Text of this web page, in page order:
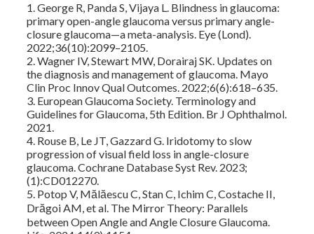
1. George R, Panda S, Vijaya L. Blindness in glaucoma:
primary open-angle glaucoma versus primary angle-
closure glaucoma—a meta-analysis. Eye (Lond).
2022;36(10):2099–2105.
2. Wagner IV, Stewart MW, Dorairaj SK. Updates on
the diagnosis and management of glaucoma. Mayo
Clin Proc Innov Qual Outcomes. 2022;6(6):618–635.
3. European Glaucoma Society. Terminology and
Guidelines for Glaucoma, 5th Edition. Br J Ophthalmol.
2021.
4. Rouse B, Le JT, Gazzard G. Iridotomy to slow
progression of visual field loss in angle-closure
glaucoma. Cochrane Database Syst Rev. 2023;
(1):CD012270.
5. Potop V, Mălăescu C, Stan C, Ichim C, Costache II,
Drăgoi AM, et al. The Mirror Theory: Parallels
between Open Angle and Angle Closure Glaucoma.